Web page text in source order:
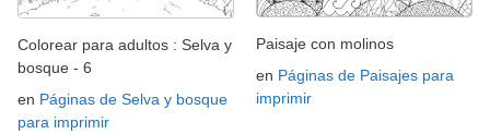
Colorear para adultos : Selva y
bosque - 6
en Páginas de Selva y bosque
para imprimir
Paisaje con molinos
en Páginas de Paisajes para
imprimir